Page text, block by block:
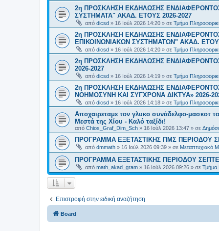
2η ΠΡΟΣΚΛΗΣΗ ΕΚΔΗΛΩΣΗΣ
ΣΥΣΤΗΜΑΤΑ" ΑΚΑΔ. ΕΤΟΥΣ 2026-2027
από dicsd » 16 Ιούλ 2026 14:20 » σε Τμήμα
2η ΠΡΟΣΚΛΗΣΗ ΕΚΔΗΛΩΣΗΣ
ΕΠΙΚΟΙΝΩΝΙΑΚΩΝ ΣΥΣΤΗΜΑΤΩΝ" ΑΚΑΔ.
από dicsd » 16 Ιούλ 2026 14:20 » σε Τμήμα
2η ΠΡΟΣΚΛΗΣΗ ΕΚΔΗΛΩΣΗΣ
2026-2027
από dicsd » 16 Ιούλ 2026 14:19 » σε Τμήμα
2η ΠΡΟΣΚΛΗΣΗ ΕΚΔΗΛΩΣΗΣ
ΝΟΗΜΟΣΥΝΗ ΚΑΙ ΣΥΓΧΡΟΝΑ ΔΙΚΤΥΑ» 2026-
από dicsd » 16 Ιούλ 2026 14:18 » σε Τμήμα
Αποχαιρεταμε τον γλυκο συνάδελφο-μασκοτ
Μεστά της Χίου - Καλό ταξίδι!
από Chios_Graf_Dim_Sch » 16 Ιούλ 2026 13:47 » σε
ΠΡΟΓΡΑΜΜΑ ΕΞΕΤΑΣΤΙΚΗΣ ΠΜΣ ΠΕΡΙΟΔΟΥ
από dmmath » 16 Ιούλ 2026 09:39 » σε Μεταπτυχιακό
ΠΡΟΓΡΑΜΜΑ ΕΞΕΤΑΣΤΙΚΗΣ ΠΕΡΙΟΔΟΥ
από math_akad_gram » 16 Ιούλ 2026 09:26 » σε Τμήμα
Επιστροφή στην ειδική αναζήτηση
Board